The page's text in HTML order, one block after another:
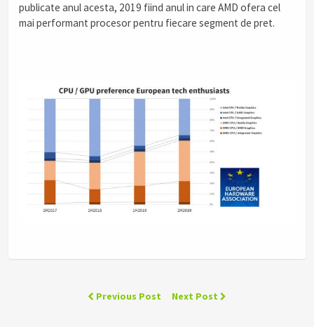
publicate anul acesta, 2019 fiind anul in care AMD ofera cel
mai performant procesor pentru fiecare segment de pret.
Previous Post Next Post